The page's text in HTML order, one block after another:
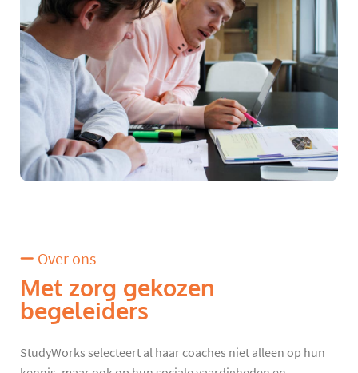
Over ons
Met zorg gekozen
begeleiders
StudyWorks selecteert al haar coaches niet alleen op hun